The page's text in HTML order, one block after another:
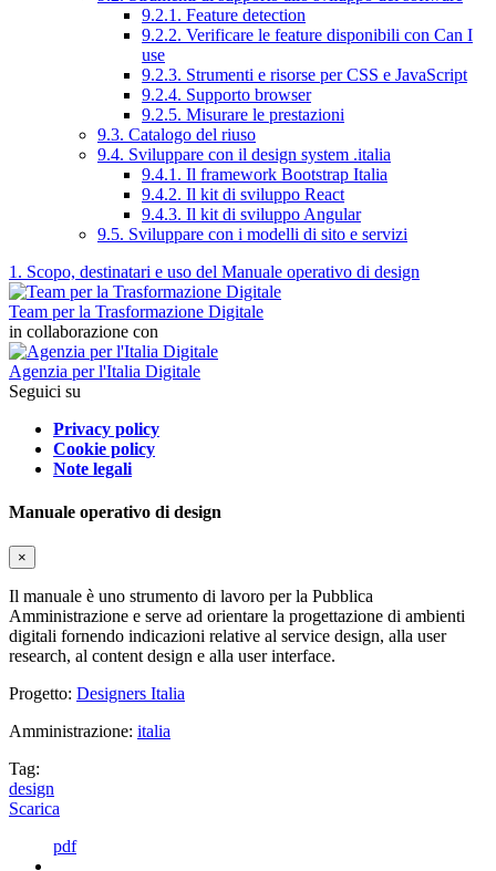
9.2.1. Feature detection
9.2.2. Verificare le feature disponibili con Can I
use
9.2.3. Strumenti e risorse per CSS e JavaScript
9.2.4. Supporto browser
9.2.5. Misurare le prestazioni
9.3. Catalogo del riuso
9.4. Sviluppare con il design system .italia
9.4.1. Il framework Bootstrap Italia
9.4.2. Il kit di sviluppo React
9.4.3. Il kit di sviluppo Angular
9.5. Sviluppare con i modelli di sito e servizi
1. Scopo, destinatari e uso del Manuale operativo di design
Team per la Trasformazione Digitale
in collaborazione con
Agenzia per l'Italia Digitale
Seguici su
Privacy policy
Cookie policy
Note legali
Manuale operativo di design
×
Il manuale è uno strumento di lavoro per la Pubblica
Amministrazione e serve ad orientare la progettazione di ambienti
digitali fornendo indicazioni relative al service design, alla user
research, al content design e alla user interface.
Progetto: Designers Italia
Amministrazione: italia
Tag:
design
Scarica
pdf